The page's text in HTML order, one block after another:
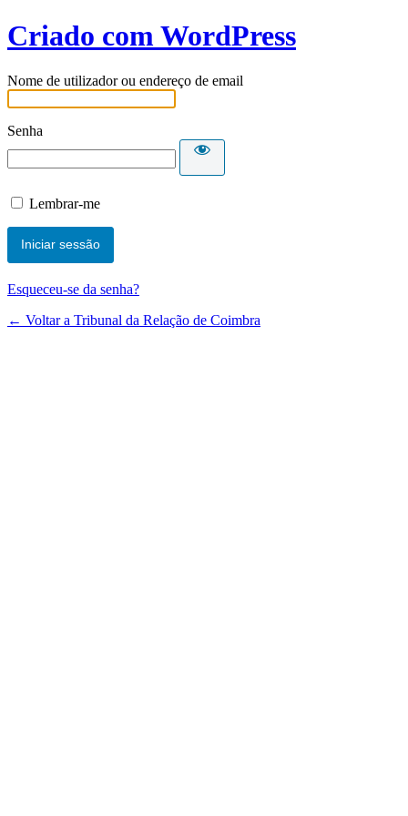
Criado com WordPress
Nome de utilizador ou endereço de email
Senha
Lembrar-me
Esqueceu-se da senha?
← Voltar a Tribunal da Relação de Coimbra